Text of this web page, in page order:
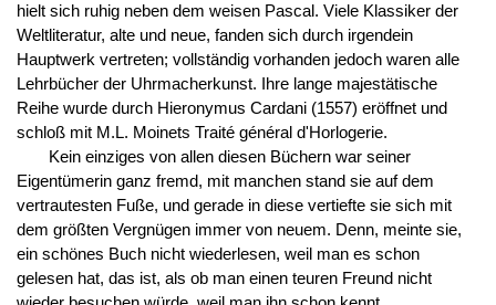
hielt sich ruhig neben dem weisen Pascal. Viele Klassiker der
Weltliteratur, alte und neue, fanden sich durch irgendein
Hauptwerk vertreten; vollständig vorhanden jedoch waren alle
Lehrbücher der Uhrmacherkunst. Ihre lange majestätische
Reihe wurde durch Hieronymus Cardani (1557) eröffnet und
schloß mit M.L. Moinets Traité général d'Horlogerie.
Kein einziges von allen diesen Büchern war seiner
Eigentümerin ganz fremd, mit manchen stand sie auf dem
vertrautesten Fuße, und gerade in diese vertiefte sie sich mit
dem größten Vergnügen immer von neuem. Denn, meinte sie,
ein schönes Buch nicht wiederlesen, weil man es schon
gelesen hat, das ist, als ob man einen teuren Freund nicht